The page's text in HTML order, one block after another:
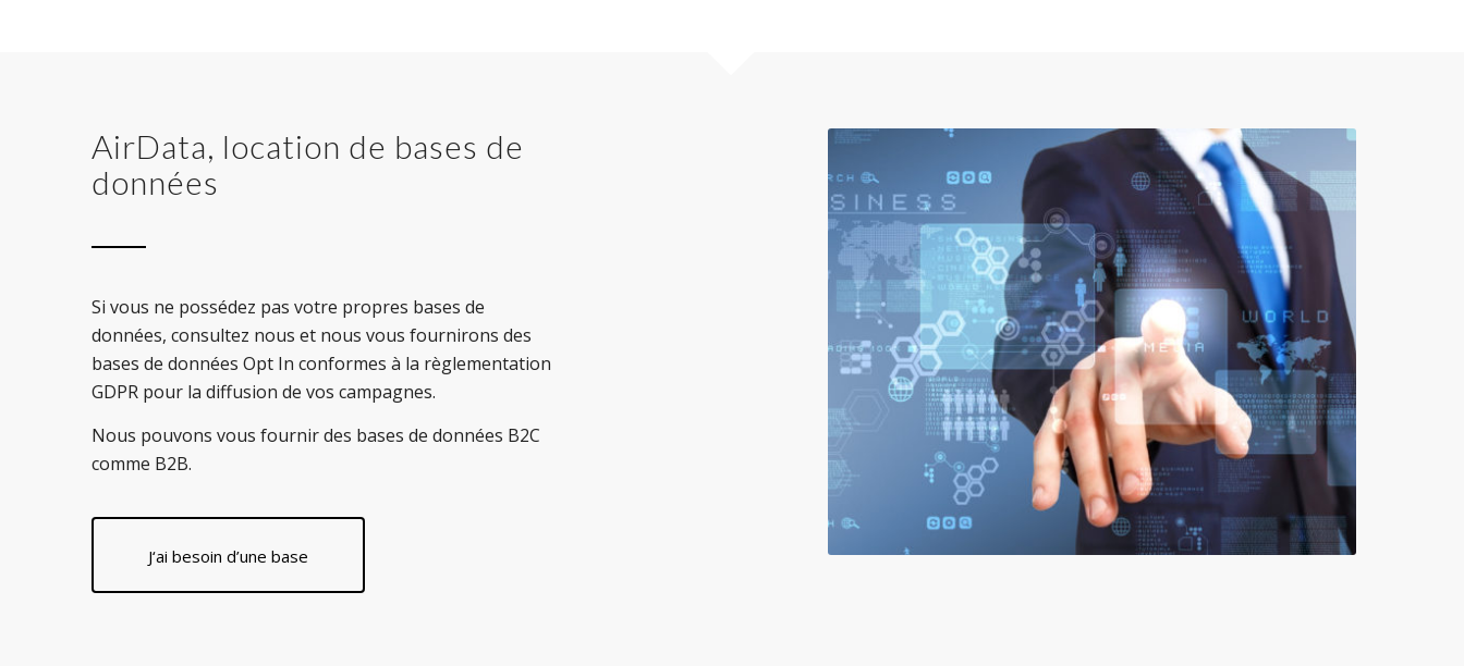
AirData, location de bases de
données
Si vous ne possédez pas votre propres bases de
données, consultez nous et nous vous fournirons des
bases de données Opt In conformes à la règlementation
GDPR pour la diffusion de vos campagnes.
Nous pouvons vous fournir des bases de données B2C
comme B2B.
J‘ai besoin d’une base